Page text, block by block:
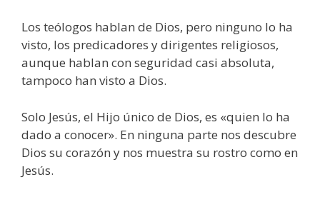
Los teólogos hablan de Dios, pero ninguno lo ha
visto, los predicadores y dirigentes religiosos,
aunque hablan con seguridad casi absoluta,
tampoco han visto a Dios.
Solo Jesús, el Hijo único de Dios, es «quien lo ha
dado a conocer». En ninguna parte nos descubre
Dios su corazón y nos muestra su rostro como en
Jesús.